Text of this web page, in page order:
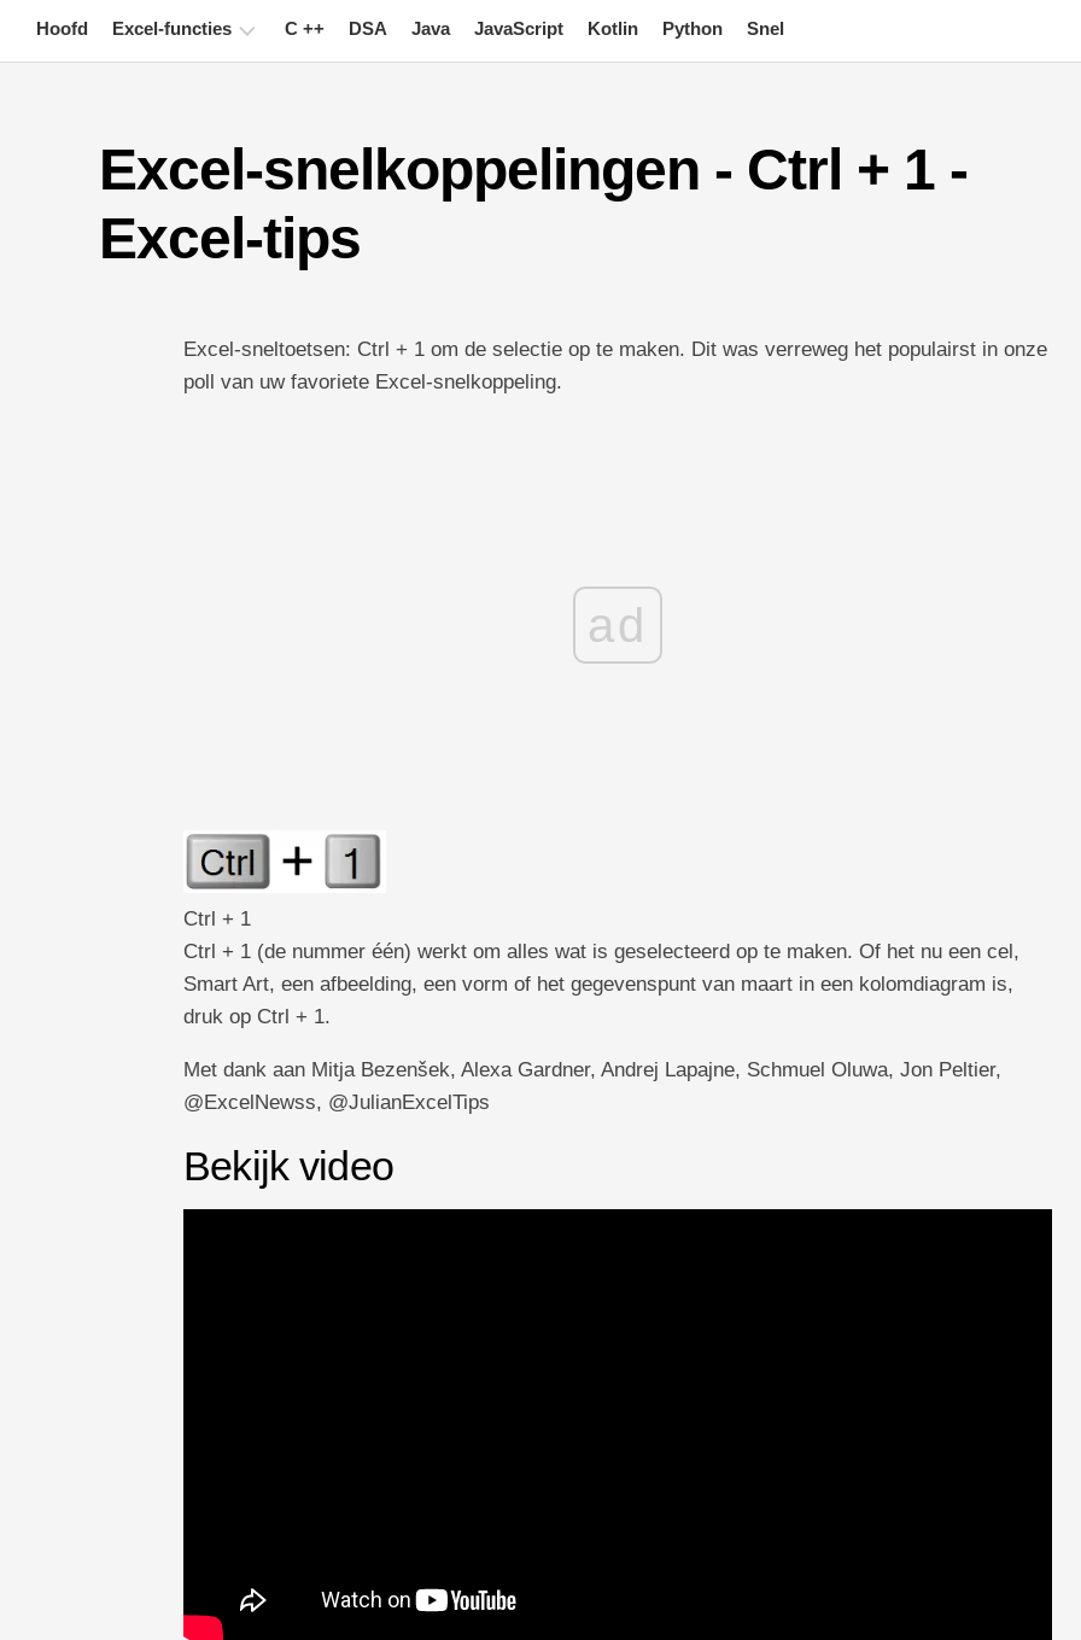
content
Hoofd Excel-functies
Excel-
tips
Formule
sneltoetsen
C ++ DSA Java JavaScript Kotlin Python Snel
Excel-snelkoppelingen - Ctrl + 1 -
Excel-tips
Excel-sneltoetsen: Ctrl + 1 om de selectie op te maken. Dit was verreweg het populairst in onze
poll van uw favoriete Excel-snelkoppeling.
ad
Ctrl + 1
Ctrl + 1 (de nummer één) werkt om alles wat is geselecteerd op te maken. Of het nu een cel,
Smart Art, een afbeelding, een vorm of het gegevenspunt van maart in een kolomdiagram is,
druk op Ctrl + 1.
Met dank aan Mitja Bezenšek, Alexa Gardner, Andrej Lapajne, Schmuel Oluwa, Jon Peltier,
@ExcelNewss, @JulianExcelTips
Bekijk video